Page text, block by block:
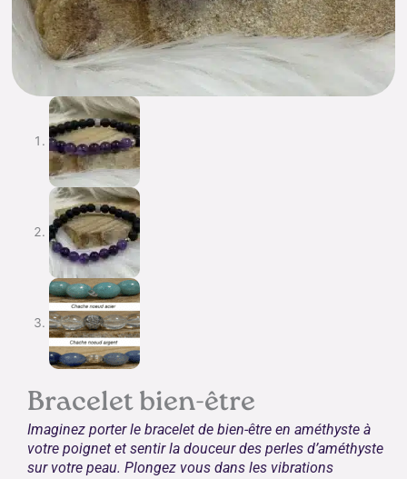
Bracelet bien-être
Imaginez porter le bracelet de bien-être en améthyste à
votre poignet et sentir la douceur des perles d’améthyste
sur votre peau. Plongez vous dans les vibrations